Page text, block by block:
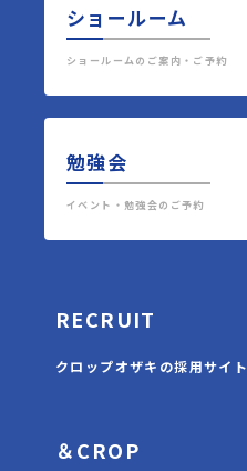
ショールーム
ショールームのご案内・ご予約
勉強会
イベント・勉強会のご予約
RECRUIT
クロップオザキの採用サイト
＆CROP